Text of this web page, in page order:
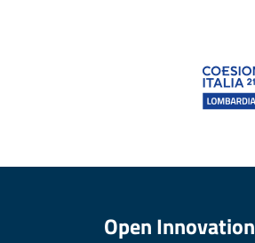
Open Innovation